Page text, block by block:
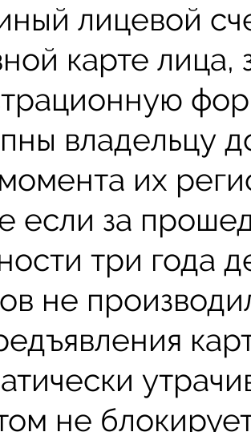
лицевой
карте лица,
владельцу
их
если за
три года
не
не